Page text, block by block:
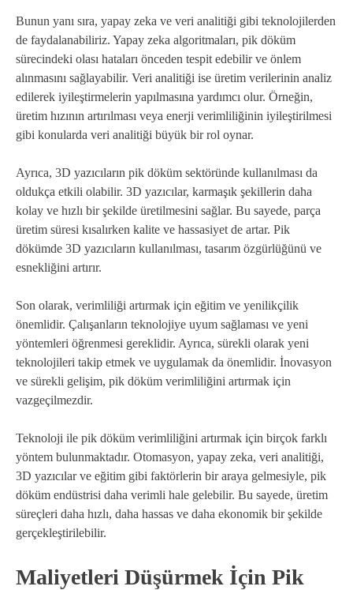
Bunun yanı sıra, yapay zeka ve veri analitiği gibi teknolojilerden
de faydalanabiliriz. Yapay zeka algoritmaları, pik döküm
sürecindeki olası hataları önceden tespit edebilir ve önlem
alınmasını sağlayabilir. Veri analitiği ise üretim verilerinin analiz
edilerek iyileştirmelerin yapılmasına yardımcı olur. Örneğin,
üretim hızının artırılması veya enerji verimliliğinin iyileştirilmesi
gibi konularda veri analitiği büyük bir rol oynar.
Ayrıca, 3D yazıcıların pik döküm sektöründe kullanılması da
oldukça etkili olabilir. 3D yazıcılar, karmaşık şekillerin daha
kolay ve hızlı bir şekilde üretilmesini sağlar. Bu sayede, parça
üretim süresi kısalırken kalite ve hassasiyet de artar. Pik
dökümde 3D yazıcıların kullanılması, tasarım özgürlüğünü ve
esnekliğini artırır.
Son olarak, verimliliği artırmak için eğitim ve yenilikçilik
önemlidir. Çalışanların teknolojiye uyum sağlaması ve yeni
yöntemleri öğrenmesi gereklidir. Ayrıca, sürekli olarak yeni
teknolojileri takip etmek ve uygulamak da önemlidir. İnovasyon
ve sürekli gelişim, pik döküm verimliliğini artırmak için
vazgeçilmezdir.
Teknoloji ile pik döküm verimliliğini artırmak için birçok farklı
yöntem bulunmaktadır. Otomasyon, yapay zeka, veri analitiği,
3D yazıcılar ve eğitim gibi faktörlerin bir araya gelmesiyle, pik
döküm endüstrisi daha verimli hale gelebilir. Bu sayede, üretim
süreçleri daha hızlı, daha hassas ve daha ekonomik bir şekilde
gerçekleştirilebilir.
Maliyetleri Düşürmek İçin Pik